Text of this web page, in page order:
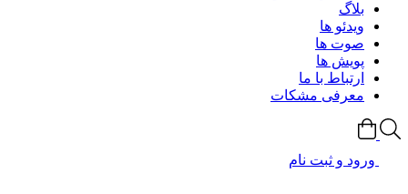
بلاگ
ویدئو ها
صوت ها
پویش ها
ارتباط با ما
معرفی مشکات
ورود و ثبت نام